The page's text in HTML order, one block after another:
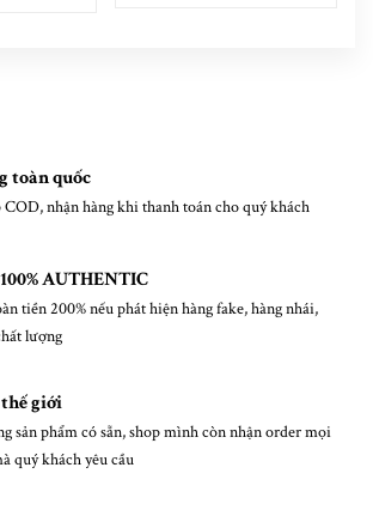
toàn quốc
nhận hàng khi thanh toán cho quý khách
AUTHENTIC
tiền 200% nếu phát hiện hàng fake, hàng nhái,
lượng
giới
sản phẩm có sẵn, shop mình còn nhận order mọi
quý khách yêu cầu